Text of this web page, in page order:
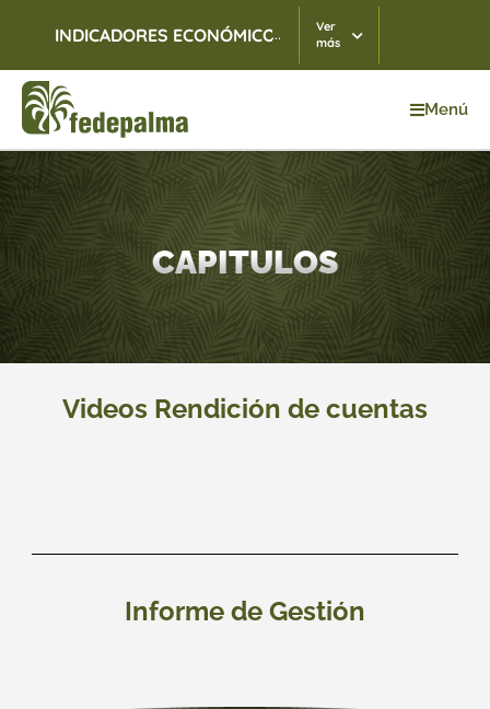
INDICADORES ECONÓMICOS TRM 07/08/2026
...
Ver
más
Menú
Inicio >2009
CAPITULOS
Videos Rendición de cuentas
Informe de Gestión